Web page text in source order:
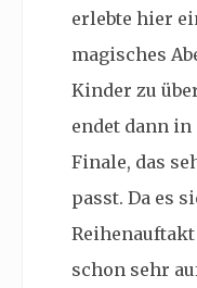
erlebte hier
magisches
Kinder zu
endet dann
Finale, das
passt. Da es
schon sehr